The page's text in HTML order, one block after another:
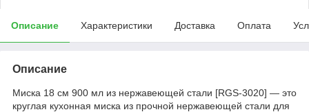
Описание Характеристики Доставка Оплата
Описание
Миска 18 см 900 мл из нержавеющей стали [RGS-3020] — это
круглая кухонная миска из прочной нержавеющей стали для